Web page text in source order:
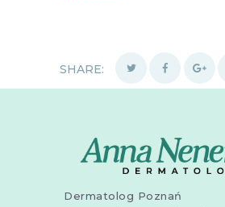
SHARE:
Dermatolog Poznań